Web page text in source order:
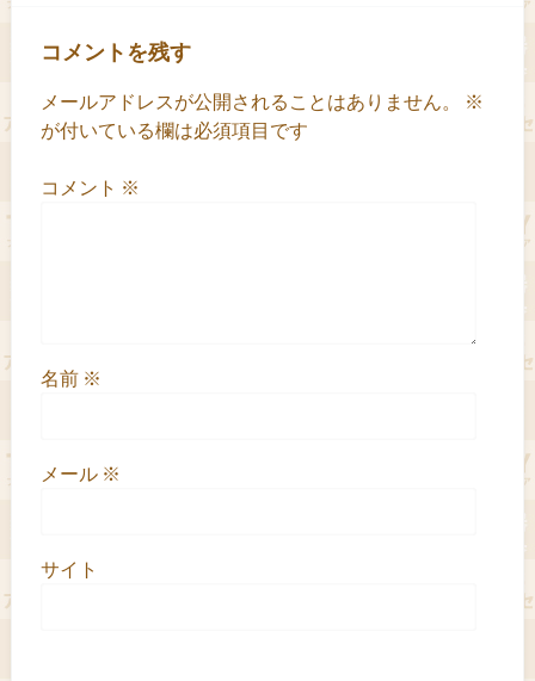
コメントを残す
メールアドレスが公開されることはありません。
※
が付いている欄は必須項目です
コメント ※
名前 ※
メール ※
サイト